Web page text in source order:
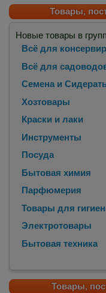
Товары,
Новые товары в
Всё для
Всё для
Семена и
Хозтовары
Краски и лаки
Инструменты
Посуда
Бытовая химия
Парфюмерия
Товары для
Электротовары
Бытовая техника
Товары,